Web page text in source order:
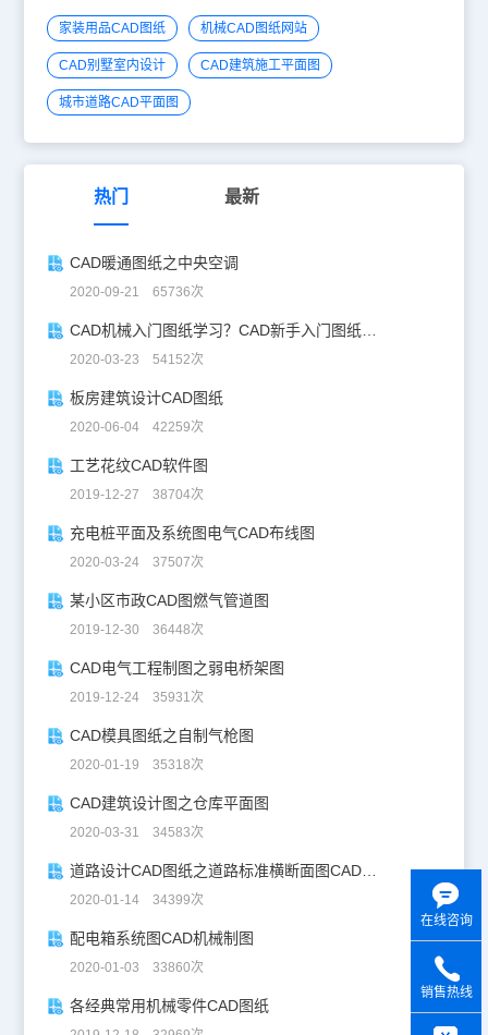
家装用品CAD图纸 机械CAD图纸网站
CAD别墅室内设计 CAD建筑施工平面图
城市道路CAD平面图
热门 最新
CAD暖通图纸之中央空调
2020-09-21 65736次
CAD机械入门图纸学习？CAD新手入门图纸练习
2020-03-23 54152次
板房建筑设计CAD图纸
2020-06-04 42259次
工艺花纹CAD软件图
2019-12-27 38704次
充电桩平面及系统图电气CAD布线图
2020-03-24 37507次
某小区市政CAD图燃气管道图
2019-12-30 36448次
CAD电气工程制图之弱电桥架图
2019-12-24 35931次
CAD模具图纸之自制气枪图
2020-01-19 35318次
CAD建筑设计图之仓库平面图
2020-03-31 34583次
道路设计CAD图纸之道路标准横断面图CAD图纸
2020-01-14 34399次
配电箱系统图CAD机械制图
2020-01-03 33860次
各经典常用机械零件CAD图纸
在线咨询
销售热线